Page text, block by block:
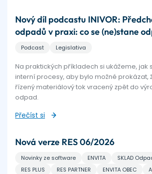
Nový díl podcastu INIVOR:
odpadů v praxi: co se (ne)stane
Podcast Legislativa
Na praktických příkladech si ukážeme, jak
interní procesy, aby bylo možné prokázat,
řízený materiálový tok vracený zpět do
odpad.
Přečíst si
Nová verze RES 06/2026
Novinky ze software ENVITA
SKLAD
RES PLUS
RES PARTNER ENVITA OBEC